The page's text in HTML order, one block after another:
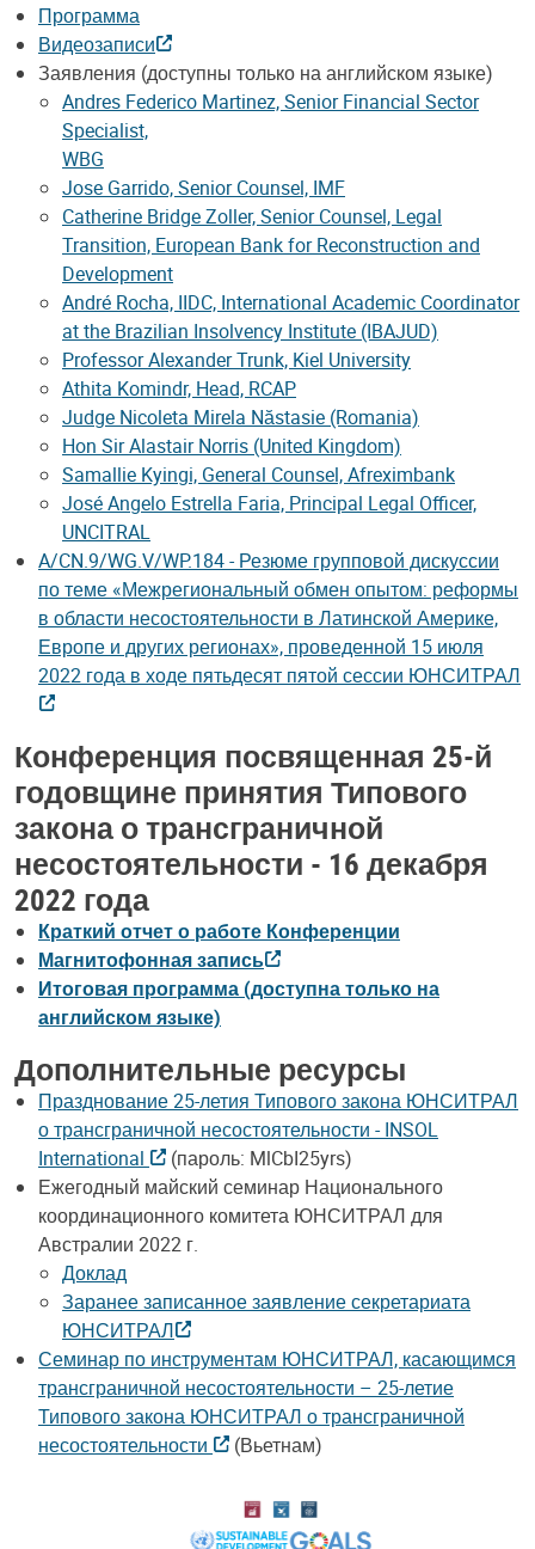
Программа
Видеозаписи
Заявления (доступны только на английском языке)
Andres Federico Martinez, Senior Financial Sector
Specialist,
WBG
Jose Garrido, Senior Counsel, IMF
Catherine Bridge Zoller, Senior Counsel, Legal
Transition, European Bank for Reconstruction and
Development
André Rocha, IIDC, International Academic Coordinator
at the Brazilian Insolvency Institute (IBAJUD)
Professor Alexander Trunk, Kiel University
Athita Komindr, Head, RCAP
Judge Nicoleta Mirela Năstasie (Romania)
Hon Sir Alastair Norris (United Kingdom)
Samallie Kyingi, General Counsel, Afreximbank
José Angelo Estrella Faria, Principal Legal Officer,
UNCITRAL
A/CN.9/WG.V/WP.184 - Резюме групповой дискуссии
по теме «Межрегиональный обмен опытом: реформы
в области несостоятельности в Латинской Америке,
Европе и других регионах», проведенной 15 июля
2022 года в ходе пятьдесят пятой сессии ЮНСИТРАЛ
Конференция посвященная 25-й
годовщине принятия Типового
закона о трансграничной
несостоятельности - 16 декабря
2022 года
Краткий отчет о работе Конференции
Магнитофонная запись
Итоговая программа (доступна только на
английском языке)
Дополнительные ресурсы
Празднование 25-летия Типового закона ЮНСИТРАЛ
о трансграничной несостоятельности - INSOL
International
(пароль: MlCbI25yrs)
Ежегодный майский семинар Национального
координационного комитета ЮНСИТРАЛ для
Австралии 2022 г.
Доклад
Заранее записанное заявление секретариата
ЮНСИТРАЛ
Семинар по инструментам ЮНСИТРАЛ, касающимся
трансграничной несостоятельности – 25-летие
Типового закона ЮНСИТРАЛ о трансграничной
несостоятельности
(Вьетнам)